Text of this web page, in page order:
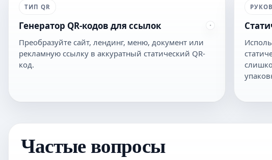
ТИП QR
Генератор QR-кодов для ссылок
Преобразуйте сайт, лендинг, меню, документ или
рекламную ссылку в аккуратный статический QR-
код.
Частые вопросы